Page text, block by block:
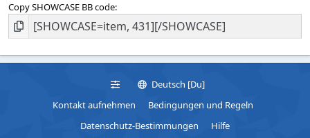
Copy SHOWCASE BB code
Deutsch [Du]
Kontakt aufnehmen
Bedingungen und Regeln
Datenschutz-Bestimmungen
Hilfe